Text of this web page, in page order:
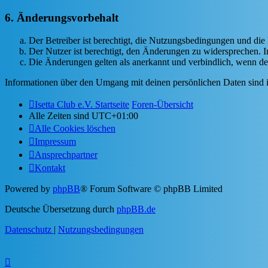
6. Änderungsvorbehalt
Der Betreiber ist berechtigt, die Nutzungsbedingungen und
Der Nutzer ist berechtigt, den Änderungen zu widersprechen.
Die Änderungen gelten als anerkannt und verbindlich, wenn
Informationen über den Umgang mit deinen persönlichen Daten
Isetta Club e.V. Startseite Foren-Übersicht
Alle Zeiten sind UTC+01:00
Alle Cookies löschen
Impressum
Ansprechpartner
Kontakt
Powered by phpBB® Forum Software © phpBB Limited
Deutsche Übersetzung durch phpBB.de
Datenschutz
Nutzungsbedingungen